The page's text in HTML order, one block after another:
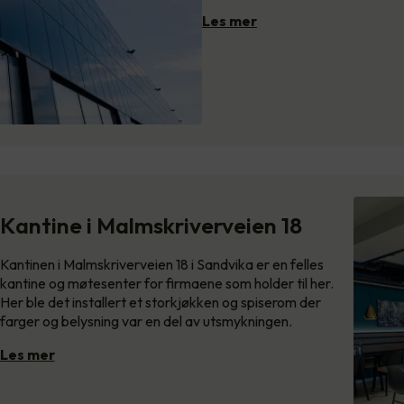
Les mer
Kantine i Malmskriverveien 18
Kantinen i Malmskriverveien 18 i Sandvika er en felles
kantine og møtesenter for firmaene som holder til her.
Her ble det installert et storkjøkken og spiserom der
farger og belysning var en del av utsmykningen.
Les mer